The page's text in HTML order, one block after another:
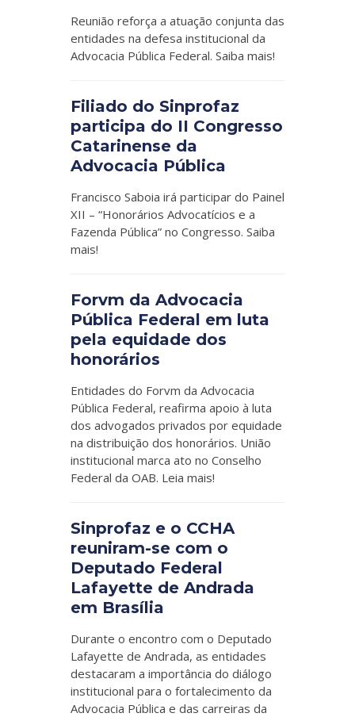
Reunião reforça a atuação conjunta das
entidades na defesa institucional da
Advocacia Pública Federal. Saiba mais!
Filiado do Sinprofaz
participa do II Congresso
Catarinense da
Advocacia Pública
Francisco Saboia irá participar do Painel
XII – “Honorários Advocatícios e a
Fazenda Pública” no Congresso. Saiba
mais!
Forvm da Advocacia
Pública Federal em luta
pela equidade dos
honorários
Entidades do Forvm da Advocacia
Pública Federal, reafirma apoio à luta
dos advogados privados por equidade
na distribuição dos honorários. União
institucional marca ato no Conselho
Federal da OAB. Leia mais!
Sinprofaz e o CCHA
reuniram-se com o
Deputado Federal
Lafayette de Andrada
em Brasília
Durante o encontro com o Deputado
Lafayette de Andrada, as entidades
destacaram a importância do diálogo
institucional para o fortalecimento da
Advocacia Pública e das carreiras da